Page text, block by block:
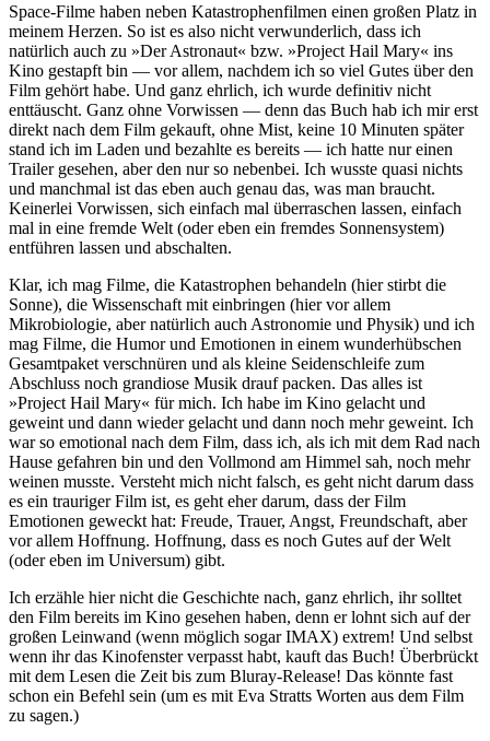
Space-Filme haben neben Katastrophenfilmen einen großen Platz in
meinem Herzen. So ist es also nicht verwunderlich, dass ich
natürlich auch zu »Der Astronaut« bzw. »Project Hail Mary« ins
Kino gestapft bin — vor allem, nachdem ich so viel Gutes über den
Film gehört habe. Und ganz ehrlich, ich wurde definitiv nicht
enttäuscht. Ganz ohne Vorwissen — denn das Buch hab ich mir erst
direkt nach dem Film gekauft, ohne Mist, keine 10 Minuten später
stand ich im Laden und bezahlte es bereits — ich hatte nur einen
Trailer gesehen, aber den nur so nebenbei. Ich wusste quasi nichts
und manchmal ist das eben auch genau das, was man braucht.
Keinerlei Vorwissen, sich einfach mal überraschen lassen, einfach
mal in eine fremde Welt (oder eben ein fremdes Sonnensystem)
entführen lassen und abschalten.
Klar, ich mag Filme, die Katastrophen behandeln (hier stirbt die
Sonne), die Wissenschaft mit einbringen (hier vor allem
Mikrobiologie, aber natürlich auch Astronomie und Physik) und ich
mag Filme, die Humor und Emotionen in einem wunderhübschen
Gesamtpaket verschnüren und als kleine Seidenschleife zum
Abschluss noch grandiose Musik drauf packen. Das alles ist
»Project Hail Mary« für mich. Ich habe im Kino gelacht und
geweint und dann wieder gelacht und dann noch mehr geweint. Ich
war so emotional nach dem Film, dass ich, als ich mit dem Rad nach
Hause gefahren bin und den Vollmond am Himmel sah, noch mehr
weinen musste. Versteht mich nicht falsch, es geht nicht darum dass
es ein trauriger Film ist, es geht eher darum, dass der Film
Emotionen geweckt hat: Freude, Trauer, Angst, Freundschaft, aber
vor allem Hoffnung. Hoffnung, dass es noch Gutes auf der Welt
(oder eben im Universum) gibt.
Ich erzähle hier nicht die Geschichte nach, ganz ehrlich, ihr solltet
den Film bereits im Kino gesehen haben, denn er lohnt sich auf der
großen Leinwand (wenn möglich sogar IMAX) extrem! Und selbst
wenn ihr das Kinofenster verpasst habt, kauft das Buch! Überbrückt
mit dem Lesen die Zeit bis zum Bluray-Release! Das könnte fast
schon ein Befehl sein (um es mit Eva Stratts Worten aus dem Film
zu sagen.)